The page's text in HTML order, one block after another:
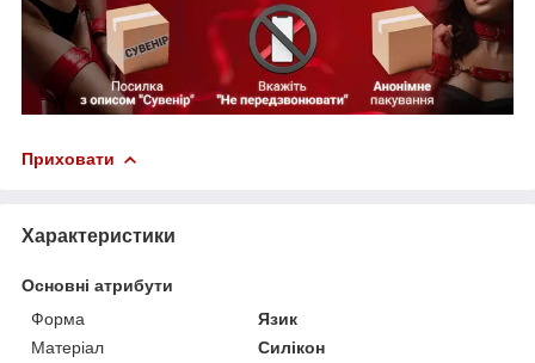
Приховати
Характеристики
Основні атрибути
Форма
Язик
Матеріал
Силікон